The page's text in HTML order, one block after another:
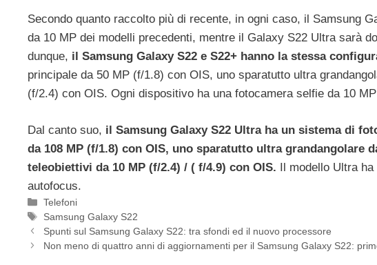
Secondo quanto raccolto più di recente, in ogni caso, il Samsung
da 10 MP dei modelli precedenti, mentre il Galaxy S22 Ultra sarà
dunque, il Samsung Galaxy S22 e S22+ hanno la stessa
principale da 50 MP (f/1.8) con OIS, uno sparatutto ultra
(f/2.4) con OIS. Ogni dispositivo ha una fotocamera selfie da 10
Dal canto suo, il Samsung Galaxy S22 Ultra ha un sistema di
da 108 MP (f/1.8) con OIS, uno sparatutto ultra grandangolare
teleobiettivi da 10 MP (f/2.4) / ( f/4.9) con OIS. Il modello Ultra
autofocus.
Categorie
Telefoni
Tag
Samsung Galaxy S22
Spunti sul Samsung Galaxy S22: tra sfondi ed il nuovo processore
Non meno di quattro anni di aggiornamenti per il Samsung Galaxy S22: